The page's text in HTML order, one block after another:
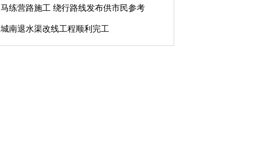
马练营路施工 绕行路线发布供市民参考
城南退水渠改线工程顺利完工